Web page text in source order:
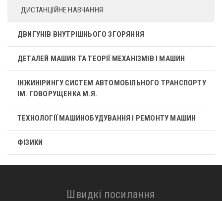
ДИСТАНЦІЙНЕ НАВЧАННЯ
ДВИГУНІВ ВНУТРІШНЬОГО ЗГОРЯННЯ
ДЕТАЛЕЙ МАШИН ТА ТЕОРІЇ МЕХАНІЗМІВ І МАШИН
ІНЖИНІРИНГУ СИСТЕМ АВТОМОБІЛЬНОГО ТРАНСПОРТУ
ІМ. ГОВОРУЩЕНКА М.Я.
ТЕХНОЛОГІЇ МАШИНОБУДУВАННЯ І РЕМОНТУ МАШИН
ФІЗИКИ
Швидкі посилання